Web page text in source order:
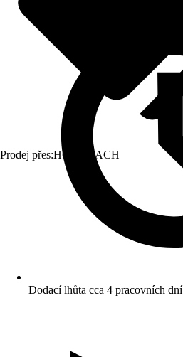
Prodej přes:HORNBACH
Dodací lhůta cca 4 pracovních dní